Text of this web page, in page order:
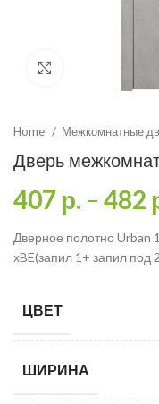
Home Межкомнатные
Дверь
407 р. – 482
Дверное полотно Urban
хBE(запил 1+ запил под
ЦВЕТ
ШИРИНА